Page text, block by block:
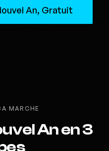
An, Gratuit
MARCHE
An en 3